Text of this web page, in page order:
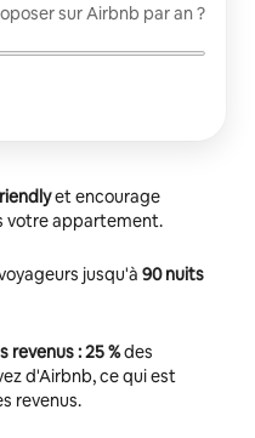
sur Airbnb par an ?
et encourage
votre appartement.
jusqu'à 90 nuits
revenus : 25 %des
d'Airbnb, ce qui est
revenus.